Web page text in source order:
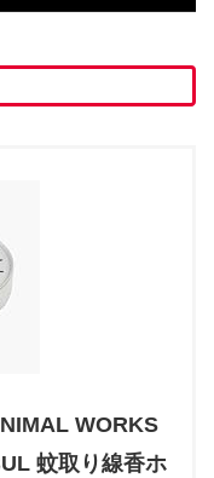
WORKS
蚊取り線香ホ